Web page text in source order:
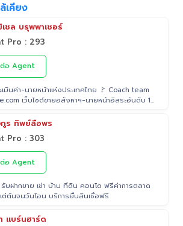
เคียง
เชล บรุพพาเชอร์
Pro : 293
อ Agent
ายหน้าแห่งประเทศไทย 🚩 Coach team
เว็บไซต์ขายอสังหาฯ-นายหน้าอิสระอันดับ 1
ริมณฑล 🚩 อนุกรรม ที่สมาคมนาย
กูร ทิพย์ลือพร
Pro : 303
อ Agent
บฝากขาย เช่า บ้าน ที่ดิน คอนโด ฟรีค่าการตลาด
ต่ต้นจนวันโอน บริการยื่นสินเชื่อฟรี
า แบร์นฮาร์ด